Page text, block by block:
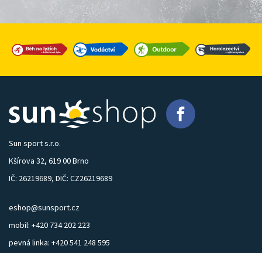
Sun sport s.r.o.
Kšírova 32, 619 00 Brno
IČ: 26219689, DIČ: CZ26219689
eshop@sunsport.cz
mobil: +420 734 202 223
pevná linka: +420 541 248 595